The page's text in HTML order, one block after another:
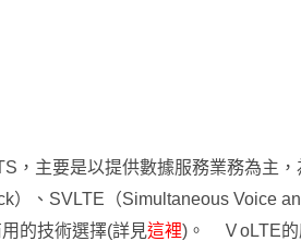
，主要是以提供數據服務業務為主
、SVLTE（Simultaneous Voice
的技術選擇(詳見這裡)。 ＶoLTE的